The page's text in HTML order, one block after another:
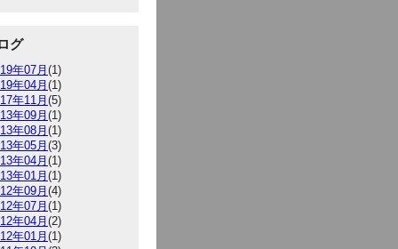
グ
年07月(1)
年04月(1)
年11月(5)
年09月(1)
年08月(1)
年05月(3)
年04月(1)
年01月(1)
年09月(4)
年07月(1)
年04月(2)
年01月(1)